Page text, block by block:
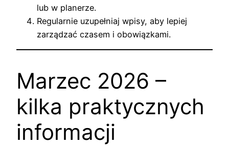
lub w planerze.
Regularnie uzupełniaj wpisy, aby lepiej
zarządzać czasem i obowiązkami.
Marzec 2026 –
kilka praktycznych
informacji